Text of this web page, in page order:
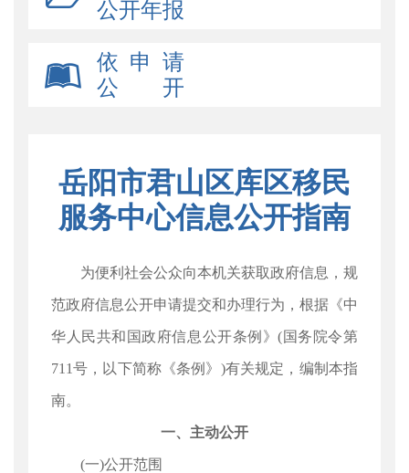
公开年报
依 申 请
公 开
岳阳市君山区库区移民
服务中心信息公开指南
为便利社会公众向本机关获取政府信息，规
范政府信息公开申请提交和办理行为，根据《中
华人民共和国政府信息公开条例》(国务院令第
711号，以下简称《条例》)有关规定，编制本指
南。
一、主动公开
(一)公开范围